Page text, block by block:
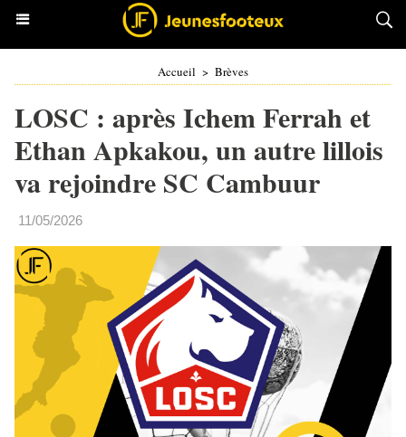
Accueil > Brèves
LOSC : après Ichem Ferrah et
Ethan Apkakou, un autre lillois
va rejoindre SC Cambuur
11/05/2026